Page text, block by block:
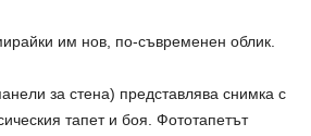
им нов, по-съвременен облик.
за стена) представлява снимка с
тапет и боя. Фототапетът